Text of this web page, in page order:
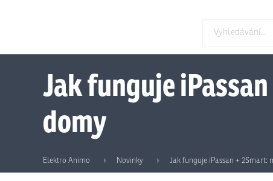
Jak funguje
domy
Elektro Animo Novinky Jak funguje iPassan +